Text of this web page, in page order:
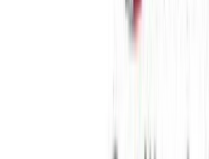
aglomeraciones en zonas de descanso.»
Los acuerdos producirán efectos desde